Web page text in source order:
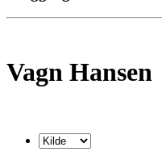
Vagn Hansen